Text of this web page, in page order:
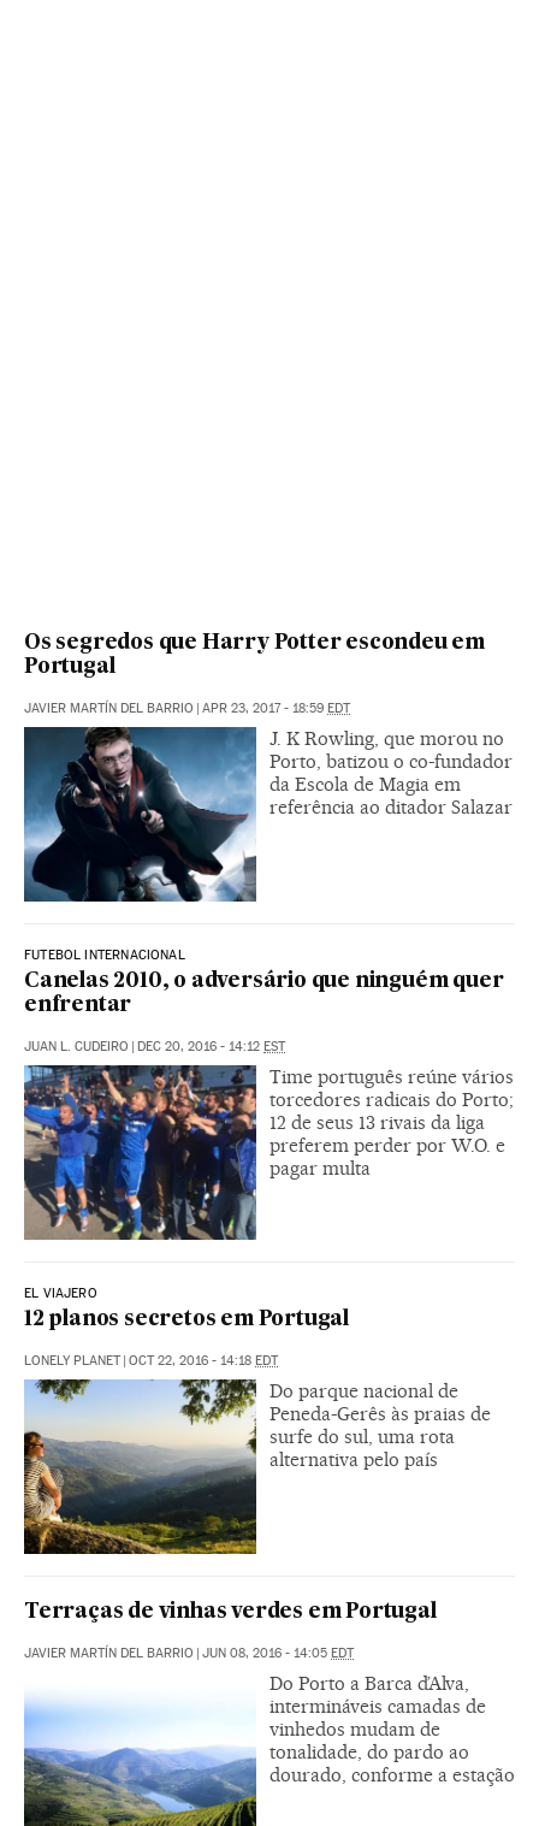
Os segredos que Harry Potter escondeu em
Portugal
JAVIER MARTÍN DEL BARRIO | APR 23, 2017 - 18:59 EDT
J. K Rowling, que morou no
Porto, batizou o co-fundador
da Escola de Magia em
referência ao ditador Salazar
FUTEBOL INTERNACIONAL
Canelas 2010, o adversário que ninguém quer
enfrentar
JUAN L. CUDEIRO | DEC 20, 2016 - 14:12 EST
Time português reúne vários
torcedores radicais do Porto;
12 de seus 13 rivais da liga
preferem perder por W.O. e
pagar multa
EL VIAJERO
12 planos secretos em Portugal
LONELY PLANET | OCT 22, 2016 - 14:18 EDT
Do parque nacional de
Peneda-Gerês às praias de
surfe do sul, uma rota
alternativa pelo país
Terraças de vinhas verdes em Portugal
JAVIER MARTÍN DEL BARRIO | JUN 08, 2016 - 14:05 EDT
Do Porto a Barca d’Alva,
intermináveis camadas de
vinhedos mudam de
tonalidade, do pardo ao
dourado, conforme a estação